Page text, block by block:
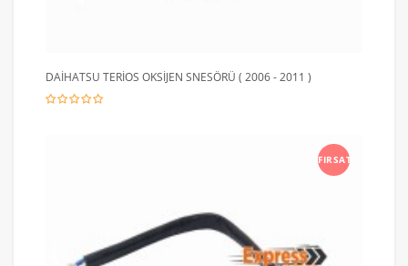
DAİHATSU TERİOS OKSİJEN SNESÖRÜ ( 2006 - 2011 )
FIRSAT